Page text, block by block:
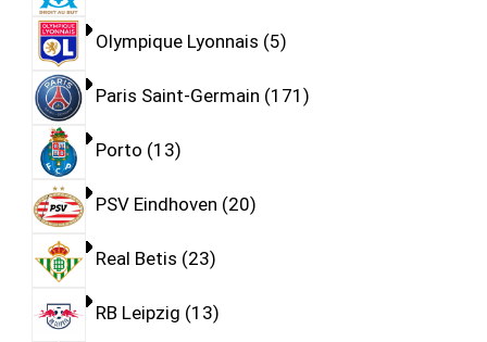
Olympique Lyonnais 5
Paris Saint-Germain 171
Porto 13
PSV Eindhoven 20
Real Betis 23
RB Leipzig 13